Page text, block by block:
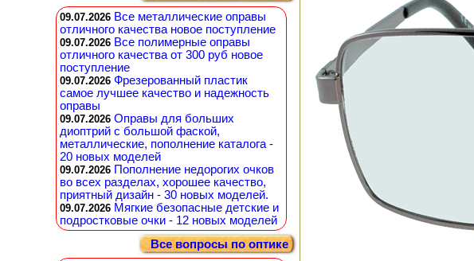
09.07.2026 Все металлические оправы
отличного качества новое поступление
09.07.2026 Все полимерные оправы
отличного качества от 300 руб новое
поступление
09.07.2026 Фрезерованный пластик
самое лучшее качество и надежность
оправы
09.07.2026 Оправы для больших
диоптрий с большой фаской,
металлические, пополнение каталога -
20 новых моделей
09.07.2026 Пополнение недорогих очков
во всех разделах, хорошее качество,
приятный дизайн - 30 новых моделей.
09.07.2026 Мягкие безопасные детские и
подростковые очки - 12 новых моделей
Все вопросы по оптике